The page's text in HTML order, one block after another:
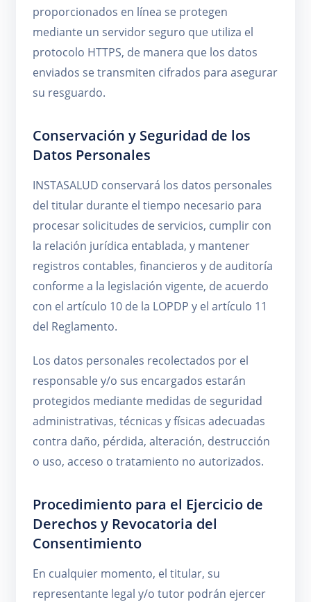
proporcionados en línea se protegen
mediante un servidor seguro que utiliza el
protocolo HTTPS, de manera que los datos
enviados se transmiten cifrados para asegurar
su resguardo.
Conservación y Seguridad de los
Datos Personales
INSTASALUD conservará los datos personales
del titular durante el tiempo necesario para
procesar solicitudes de servicios, cumplir con
la relación jurídica entablada, y mantener
registros contables, financieros y de auditoría
conforme a la legislación vigente, de acuerdo
con el artículo 10 de la LOPDP y el artículo 11
del Reglamento.
Los datos personales recolectados por el
responsable y/o sus encargados estarán
protegidos mediante medidas de seguridad
administrativas, técnicas y físicas adecuadas
contra daño, pérdida, alteración, destrucción
o uso, acceso o tratamiento no autorizados.
Procedimiento para el Ejercicio de
Derechos y Revocatoria del
Consentimiento
En cualquier momento, el titular, su
representante legal y/o tutor podrán ejercer